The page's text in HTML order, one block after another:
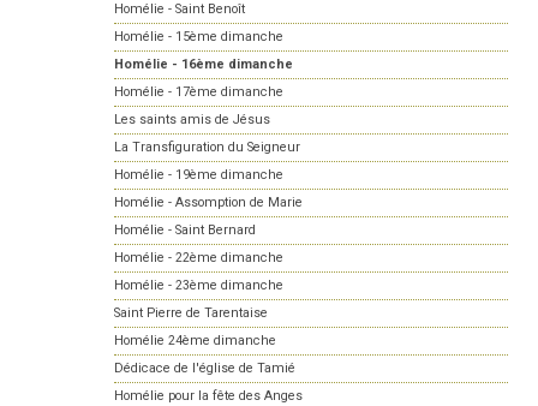
Homélie - Saint Benoît
Homélie - 15ème dimanche
Homélie - 16ème dimanche
Homélie - 17ème dimanche
Les saints amis de Jésus
La Transfiguration du Seigneur
Homélie - 19ème dimanche
Homélie - Assomption de Marie
Homélie - Saint Bernard
Homélie - 22ème dimanche
Homélie - 23ème dimanche
Saint Pierre de Tarentaise
Homélie 24ème dimanche
Dédicace de l'église de Tamié
Homélie pour la fête des Anges